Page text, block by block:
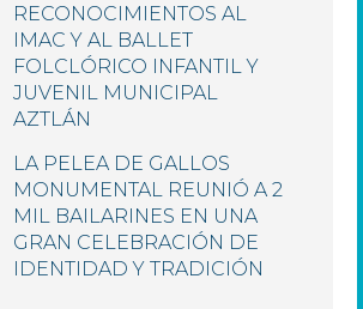
RECONOCIMIENTOS AL
IMAC Y AL BALLET
FOLCLÓRICO INFANTIL Y
JUVENIL MUNICIPAL
AZTLÁN
LA PELEA DE GALLOS
MONUMENTAL REUNIÓ A 2
MIL BAILARINES EN UNA
GRAN CELEBRACIÓN DE
IDENTIDAD Y TRADICIÓN